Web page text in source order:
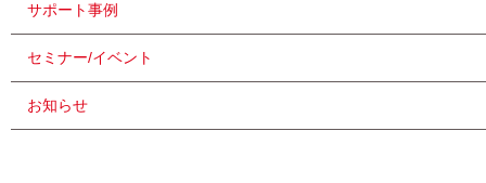
サポート事例
セミナー/イベント
お知らせ